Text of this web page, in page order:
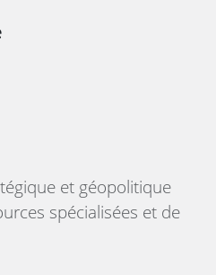
et géopolitique
spécialisées et de